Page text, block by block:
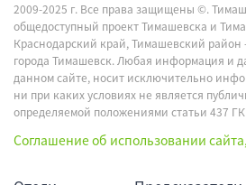
2009-2025 г. Все права защищены ©.
общедоступный проект Тимашевска и
Краснодарский край, Тимашевский
города Тимашевск. Любая информация и
данном сайте, носит исключительно
ни при каких условиях не является
определяемой положениями статьи 437
Соглашение об использовании